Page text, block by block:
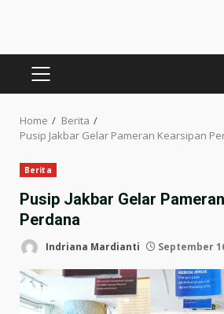
PRIMARY
Home
Berita
Pusip Jakbar Gelar Pameran Kearsipan
Berita
Pusip Jakbar Gelar
Perdana
Indriana Mardianti September